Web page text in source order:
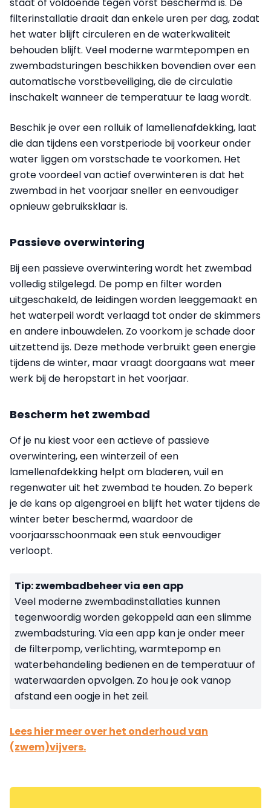
filterinstallatie draait dan enkele uren per dag, zodat
het water blijft circuleren en de waterkwaliteit
behouden blijft. Veel moderne warmtepompen en
zwembadsturingen beschikken bovendien over een
automatische vorstbeveiliging, die de circulatie
inschakelt wanneer de temperatuur te laag wordt.
Beschik je over een rolluik of lamellenafdekking, laat
die dan tijdens een vorstperiode bij voorkeur onder
water liggen om vorstschade te voorkomen. Het
grote voordeel van actief overwinteren is dat het
zwembad in het voorjaar sneller en eenvoudiger
opnieuw gebruiksklaar is.
Passieve overwintering
Bij een passieve overwintering wordt het zwembad
volledig stilgelegd. De pomp en filter worden
uitgeschakeld, de leidingen worden leeggemaakt en
het waterpeil wordt verlaagd tot onder de skimmers
en andere inbouwdelen. Zo voorkom je schade door
uitzettend ijs. Deze methode verbruikt geen energie
tijdens de winter, maar vraagt doorgaans wat meer
werk bij de heropstart in het voorjaar.
Bescherm het zwembad
Of je nu kiest voor een actieve of passieve
overwintering, een winterzeil of een
lamellenafdekking helpt om bladeren, vuil en
regenwater uit het zwembad te houden. Zo beperk
je de kans op algengroei en blijft het water tijdens de
winter beter beschermd, waardoor de
voorjaarsschoonmaak een stuk eenvoudiger
verloopt.
Tip: zwembadbeheer via een app
Veel moderne zwembadinstallaties kunnen
tegenwoordig worden gekoppeld aan een slimme
zwembadsturing. Via een app kan je onder meer
de filterpomp, verlichting, warmtepomp en
waterbehandeling bedienen en de temperatuur of
waterwaarden opvolgen. Zo hou je ook vanop
afstand een oogje in het zeil.
Lees hier meer over het onderhoud van
(zwem)vijvers.